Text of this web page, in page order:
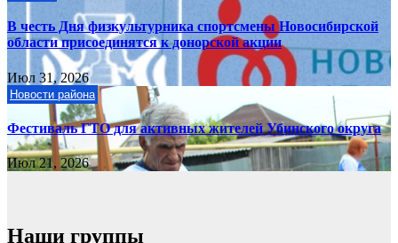
В честь Дня физкультурника спортсмены Новосибирской
области присоединятся к донорской акции
Июл 31, 2026
Новости района
Фестиваль ГТО для активных жителей Убинского округа
Июл 21, 2026
Наши группы